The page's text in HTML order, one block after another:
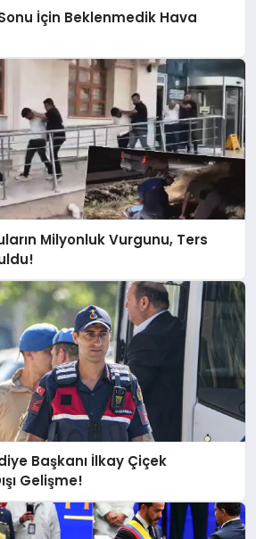
İçin Beklenmedik Hava
Milyonluk Vurgunu, Ters
Başkanı İlkay Çiçek
Gelişme!